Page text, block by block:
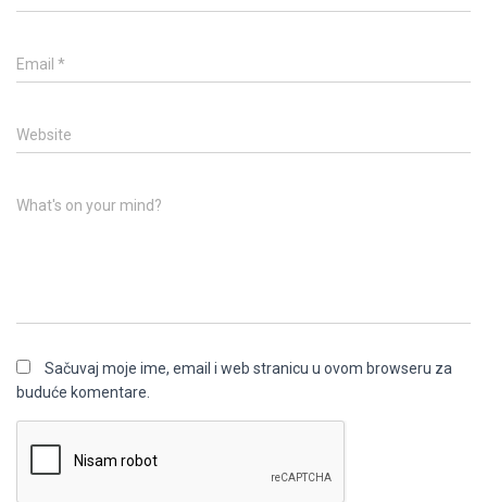
Email *
Website
What's on your mind?
Sačuvaj moje ime, email i web stranicu u ovom browseru za
buduće komentare.